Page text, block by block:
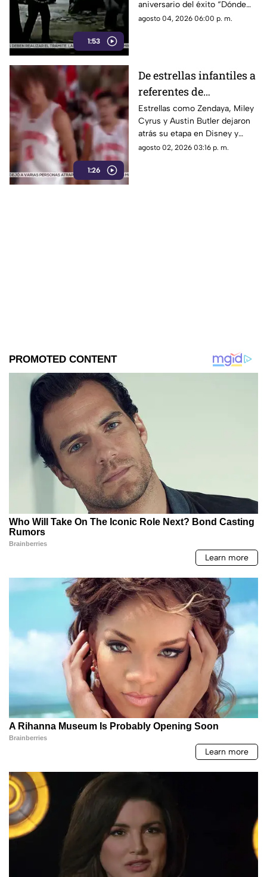
1:53
aniversario del éxito “Dónde
están”. Alessandra Rosaldo y
agosto 04, 2026 06:00 p. m.
1:26
De estrellas infantiles a
referentes de
Hollywood: La
transformación de
Zendaya, Miley y
Austin Butler
Estrellas como Zendaya, Miley
Cyrus y Austin Butler dejaron
atrás su etapa en Disney y
Nickelodeon para convertirse
agosto 02, 2026 03:16 p. m.